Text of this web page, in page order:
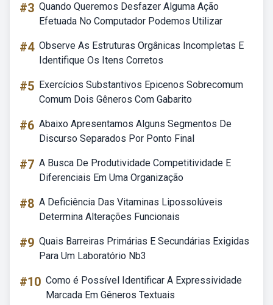
#3 Quando Queremos Desfazer Alguma Ação
Efetuada No Computador Podemos Utilizar
#4 Observe As Estruturas Orgânicas Incompletas E
Identifique Os Itens Corretos
#5 Exercícios Substantivos Epicenos Sobrecomum
Comum Dois Gêneros Com Gabarito
#6 Abaixo Apresentamos Alguns Segmentos De
Discurso Separados Por Ponto Final
#7 A Busca De Produtividade Competitividade E
Diferenciais Em Uma Organização
#8 A Deficiência Das Vitaminas Lipossolúveis
Determina Alterações Funcionais
#9 Quais Barreiras Primárias E Secundárias Exigidas
Para Um Laboratório Nb3
#10 Como é Possível Identificar A Expressividade
Marcada Em Gêneros Textuais